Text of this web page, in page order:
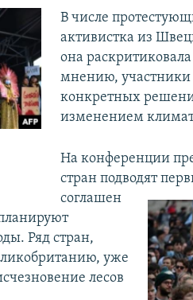
В числе
активистка из
она
мнению, участники
конкретных
изменением
На конференции
стран подводят
соглашен
Ряд стран,
уже
лесов